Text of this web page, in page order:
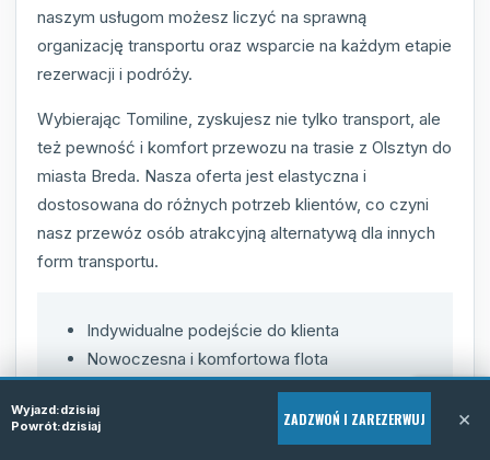
naszym usługom możesz liczyć na sprawną
organizację transportu oraz wsparcie na każdym etapie
rezerwacji i podróży.
Wybierając Tomiline, zyskujesz nie tylko transport, ale
też pewność i komfort przewozu na trasie z Olsztyn do
miasta Breda. Nasza oferta jest elastyczna i
dostosowana do różnych potrzeb klientów, co czyni
nasz przewóz osób atrakcyjną alternatywą dla innych
form transportu.
Indywidualne podejście do klienta
Nowoczesna i komfortowa flota
Doświadczeni i uprzejmi kierowcy
Elastyczność terminów i miejsc odbioru
Pełne wsparcie podczas rezerwacji
Wyjazd:dzisiaj
Powrót:dzisiaj ZADZWOŃ I ZAREZERWUJ ×